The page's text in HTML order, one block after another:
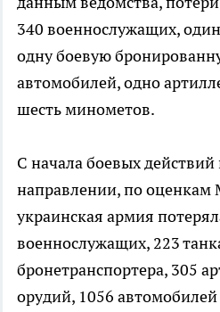
340 военнослужащих,
одну боевую
автомобилей, одно
шесть минометов.
С начала боевых действий
направлении, по
украинская армия
военнослужащих, 223
бронетранспортера, 305
орудий, 1056